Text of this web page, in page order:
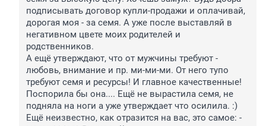
подписывать договор купли-продажи и оплачивай,
дорогая моя - за семя. А уже после выставляй в
негативном цвете моих родителей и
родственников.
А ещё утверждают, что от мужчины требуют -
любовь, внимание и пр. ми-ми-ми. От него тупо
требуют семя и ресурсы! И главное качественные!
Поспорила бы она.... Ещё не вырастила семя, не
подняла на ноги а уже утверждает что осилила. :)
Ещё неизвестно, как отразится на вас, это самое: -